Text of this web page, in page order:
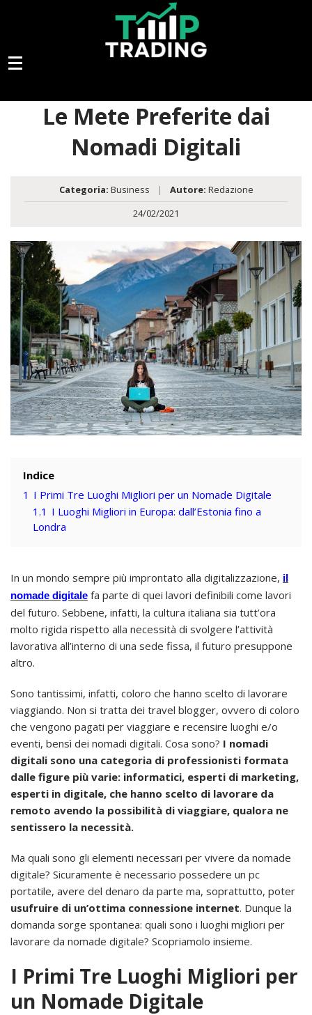
Le Mete Preferite dai
Nomadi Digitali
Categoria: Business | Autore: Redazione
24/02/2021
Indice
1 I Primi Tre Luoghi Migliori per un Nomade Digitale
1.1 I Luoghi Migliori in Europa: dall’Estonia fino a
Londra
In un mondo sempre più improntato alla digitalizzazione, il
nomade digitale fa parte di quei lavori definibili come lavori
del futuro. Sebbene, infatti, la cultura italiana sia tutt’ora
molto rigida rispetto alla necessità di svolgere l’attività
lavorativa all’interno di una sede fissa, il futuro presuppone
altro.
Sono tantissimi, infatti, coloro che hanno scelto di lavorare
viaggiando. Non si tratta dei travel blogger, ovvero di coloro
che vengono pagati per viaggiare e recensire luoghi e/o
eventi, bensì dei nomadi digitali. Cosa sono? I nomadi
digitali sono una categoria di professionisti formata
dalle figure più varie: informatici, esperti di marketing,
esperti in digitale, che hanno scelto di lavorare da
remoto avendo la possibilità di viaggiare, qualora ne
sentissero la necessità.
Ma quali sono gli elementi necessari per vivere da nomade
digitale? Sicuramente è necessario possedere un pc
portatile, avere del denaro da parte ma, soprattutto, poter
usufruire di un’ottima connessione internet. Dunque la
domanda sorge spontanea: quali sono i luoghi migliori per
lavorare da nomade digitale? Scopriamolo insieme.
I Primi Tre Luoghi Migliori per
un Nomade Digitale